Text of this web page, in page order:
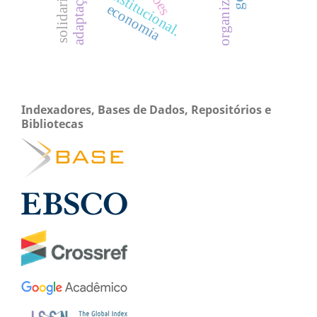
adaptação economia
Indexadores, Bases de Dados, Repositórios e
Bibliotecas